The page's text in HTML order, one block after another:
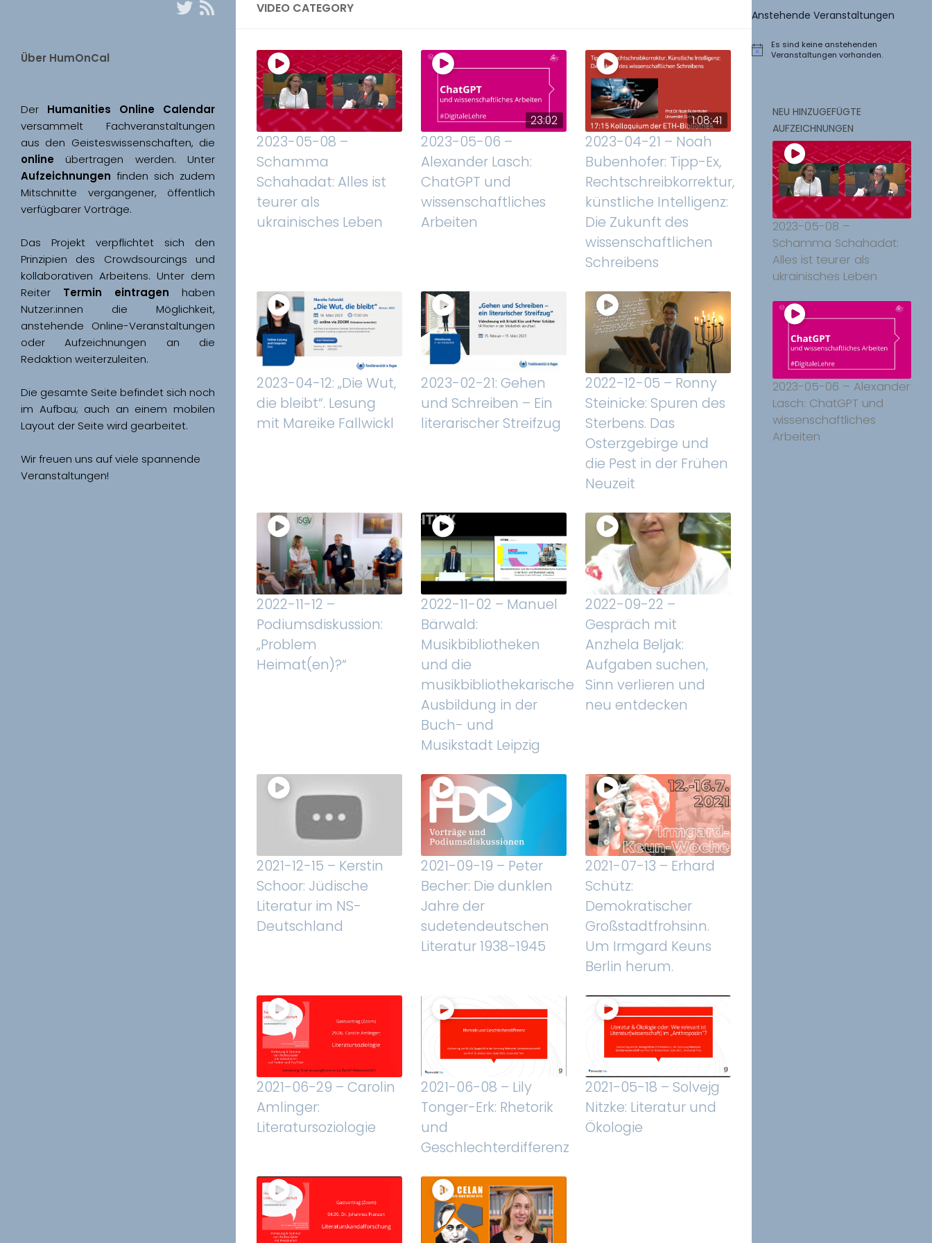
VIDEO CATEGORY
2023-05-08 –
Schamma
Schahadat: Alles ist
teurer als
ukrainisches Leben
23:02
2023-05-06 –
Alexander Lasch:
ChatGPT und
wissenschaftliches
Arbeiten
1:08:41
2023-04-21 – Noah
Bubenhofer: Tipp-Ex,
Rechtschreibkorrektur,
künstliche Intelligenz:
Die Zukunft des
wissenschaftlichen
Schreibens
2023-04-12: „Die Wut,
die bleibt“. Lesung
mit Mareike Fallwickl
2023-02-21: Gehen
und Schreiben – Ein
literarischer Streifzug
2022-12-05 – Ronny
Steinicke: Spuren des
Sterbens. Das
Osterzgebirge und
die Pest in der Frühen
Neuzeit
2022-11-12 –
Podiumsdiskussion:
„Problem
Heimat(en)?“
2022-11-02 – Manuel
Bärwald:
Musikbibliotheken
und die
musikbibliothekarische
Ausbildung in der
Buch- und
Musikstadt Leipzig
2022-09-22 –
Gespräch mit
Anzhela Beljak:
Aufgaben suchen,
Sinn verlieren und
neu entdecken
2021-12-15 – Kerstin
Schoor: Jüdische
Literatur im NS-
Deutschland
2021-09-19 – Peter
Becher: Die dunklen
Jahre der
sudetendeutschen
Literatur 1938-1945
2021-07-13 – Erhard
Schütz:
Demokratischer
Großstadtfrohsinn.
Um Irmgard Keuns
Berlin herum.
2021-06-29 – Carolin
Amlinger:
Literatursoziologie
2021-06-08 – Lily
Tonger-Erk: Rhetorik
und
Geschlechterdifferenz
2021-05-18 – Solvejg
Nitzke: Literatur und
Ökologie
Über HumOnCal
Der
versammelt Fachveranstaltungen
online
Aufzeichnungen finden sich zudem
Mitschnitte vergangener, öffentlich
Das Projekt verpflichtet sich den
Prinzipien des Crowdsourcings und
kollaborativen Arbeitens. Unter dem
Reiter Termin eintragen haben
Nutzer:innen die Möglichkeit,
anstehende Online-Veranstaltungen
oder Aufzeichnungen an die
Redaktion weiterzuleiten.
Die gesamte Seite befindet sich noch
im Aufbau; auch an einem mobilen
Wir freuen uns auf viele spannende
Veranstaltungen!
Anstehende Veranstaltungen
Hinweis
Es sind keine anstehenden
Veranstaltungen vorhanden.
NEU HINZUGEFÜGTE
AUFZEICHNUNGEN
2023-05-08 –
Schamma Schahadat:
Alles ist teurer als
ukrainisches Leben
2023-05-06 – Alexander
Lasch: ChatGPT und
wissenschaftliches
Arbeiten